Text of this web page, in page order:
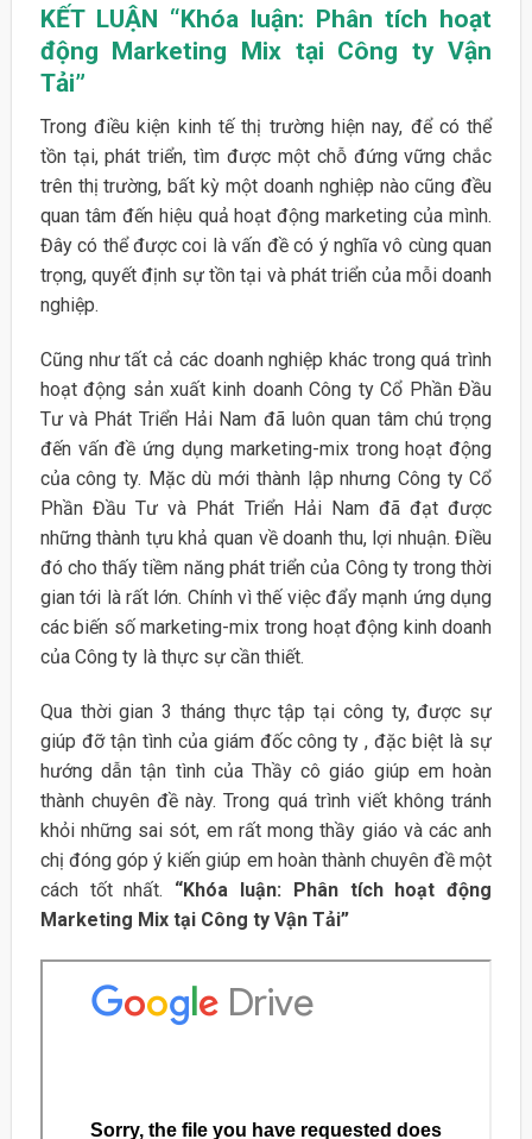
KẾT LUẬN “Khóa luận: Phân tích hoạt
động Marketing Mix tại Công ty Vận
Tải”
Trong điều kiện kinh tế thị trường hiện nay, để có thể
tồn tại, phát triển, tìm được một chỗ đứng vững chắc
trên thị trường, bất kỳ một doanh nghiệp nào cũng đều
quan tâm đến hiệu quả hoạt động marketing của mình.
Đây có thể được coi là vấn đề có ý nghĩa vô cùng quan
trọng, quyết định sự tồn tại và phát triển của mỗi doanh
nghiệp.
Cũng như tất cả các doanh nghiệp khác trong quá trình
hoạt động sản xuất kinh doanh Công ty Cổ Phần Đầu
Tư và Phát Triển Hải Nam đã luôn quan tâm chú trọng
đến vấn đề ứng dụng marketing-mix trong hoạt động
của công ty. Mặc dù mới thành lập nhưng Công ty Cổ
Phần Đầu Tư và Phát Triển Hải Nam đã đạt được
những thành tựu khả quan về doanh thu, lợi nhuận. Điều
đó cho thấy tiềm năng phát triển của Công ty trong thời
gian tới là rất lớn. Chính vì thế việc đẩy mạnh ứng dụng
các biến số marketing-mix trong hoạt động kinh doanh
của Công ty là thực sự cần thiết.
Qua thời gian 3 tháng thực tập tại công ty, được sự
giúp đỡ tận tình của giám đốc công ty , đặc biệt là sự
hướng dẫn tận tình của Thầy cô giáo giúp em hoàn
thành chuyên đề này. Trong quá trình viết không tránh
khỏi những sai sót, em rất mong thầy giáo và các anh
chị đóng góp ý kiến giúp em hoàn thành chuyên đề một
cách tốt nhất. “Khóa luận: Phân tích hoạt động
Marketing Mix tại Công ty Vận Tải”